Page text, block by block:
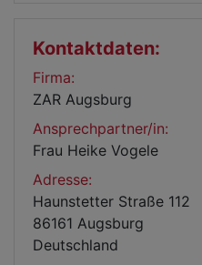
Kontaktdaten:
Firma:
ZAR Augsburg
Ansprechpartner/in:
Frau Heike Vogele
Adresse:
Haunstetter Straße 112
86161 Augsburg
Deutschland